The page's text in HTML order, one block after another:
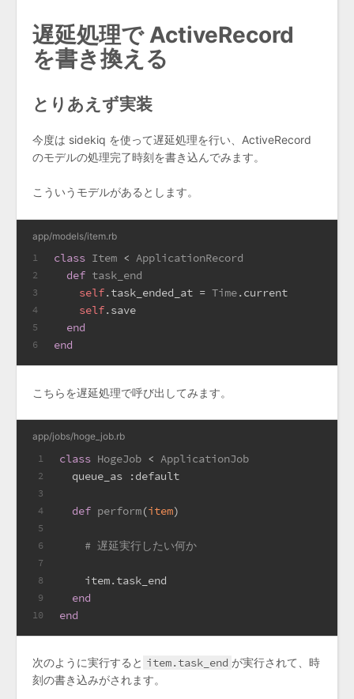
遅延処理で ActiveRecord
を書き換える
とりあえず実装
今度は sidekiq を使って遅延処理を行い、ActiveRecord
のモデルの処理完了時刻を書き込んでみます。
こういうモデルがあるとします。
app/models/item.rb
1
2
3
4
5
6
class Item < ApplicationRecord
def task_end
self.task_ended_at = Time.current
self.save
end
end
こちらを遅延処理で呼び出してみます。
app/jobs/hoge_job.rb
1
2
3
4
5
6
7
8
9
10
class HogeJob < ApplicationJob
  queue_as
:default
def perform(item)
# 遅延実行したい何か
    item.task_end
end
end
次のように実行すると item.task_end が実行されて、時
刻の書き込みがされます。